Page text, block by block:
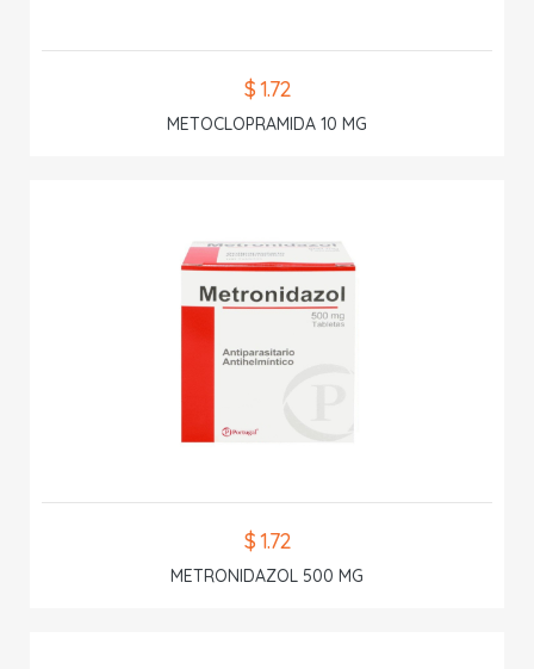
$ 1.72
METOCLOPRAMIDA 10 MG
$ 1.72
METRONIDAZOL 500 MG